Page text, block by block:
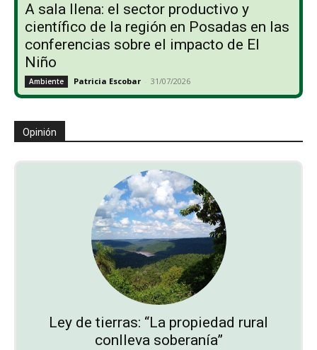
A sala llena: el sector productivo y
científico de la región en Posadas en las
conferencias sobre el impacto de El
Niño
Ambiente Patricia Escobar - 31/07/2026
Opinión
Ley de tierras: “La propiedad rural
conlleva soberanía”